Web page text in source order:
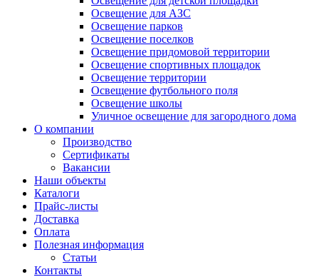
Освещение для АЗС
Освещение парков
Освещение поселков
Освещение придомовой территории
Освещение спортивных площадок
Освещение территории
Освещение футбольного поля
Освещение школы
Уличное освещение для загородного дома
О компании
Производство
Сертификаты
Вакансии
Наши объекты
Каталоги
Прайс-листы
Доставка
Оплата
Полезная информация
Статьи
Контакты